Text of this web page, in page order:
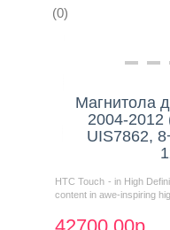
(0)
Магнитола
2004-2012
UIS7862,
HTC Touch - in High
content in awe-inspiring
42700.00р.